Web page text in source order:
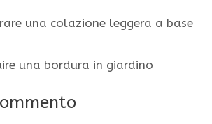
una colazione leggera a base
una bordura in giardino